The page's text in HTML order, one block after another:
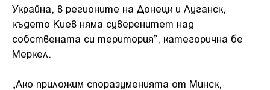
Украйна, в регионите на Донецк и Луганск,
където Киев няма суверенитет над
собствената си територия”, категорична бе
Меркел.
„Ако приложим споразуменията от Минск,